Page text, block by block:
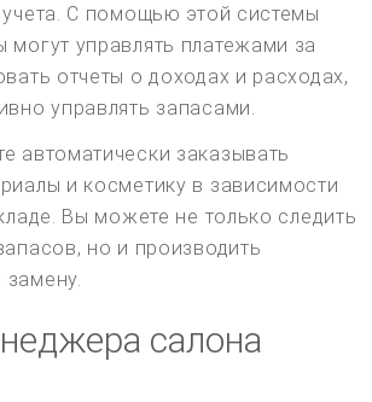
учета. С помощью этой системы
могут управлять платежами за
отчеты о доходах и расходах,
управлять запасами.
автоматически заказывать
и косметику в зависимости
Вы можете не только следить
но и производить
салона